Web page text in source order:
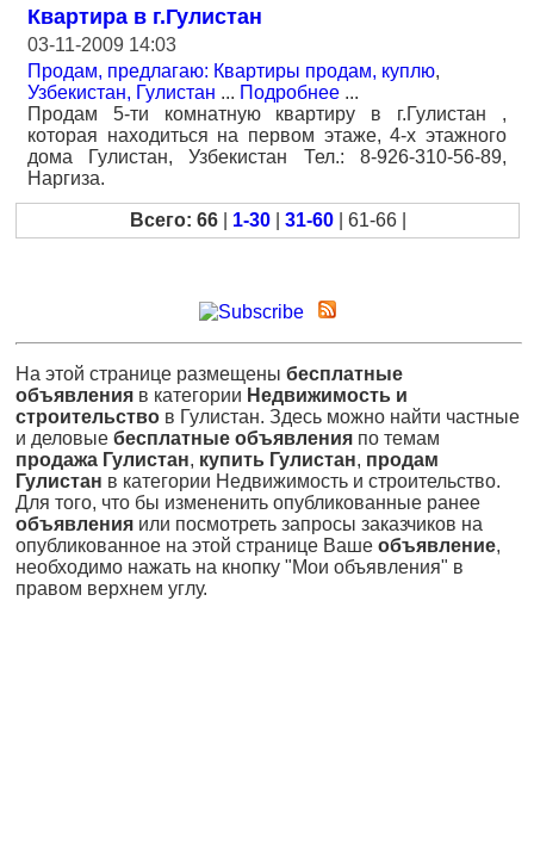
Квартира в г.Гулистан
03-11-2009 14:03
Продам, предлагаю: Квартиры продам, куплю,
Узбекистан, Гулистан ... Подробнее ...
Продам 5-ти комнатную квартиру в г.Гулистан ,
которая находиться на первом этаже, 4-х этажного
дома Гулистан, Узбекистан Тел.: 8-926-310-56-89,
Наргиза.
Всего: 66| 1-30| 31-60| 61-66 |
На этой странице размещены бесплатные
объявления в категории Недвижимость и
строительство в Гулистан. Здесь можно найти частные
и деловые бесплатные объявления по темам
продажа Гулистан, купить Гулистан, продам
Гулистан в категории Недвижимость и строительство.
Для того, что бы измененить опубликованные ранее
объявления или посмотреть запросы заказчиков на
опубликованное на этой странице Ваше объявление,
необходимо нажать на кнопку "Мои объявления" в
правом верхнем углу.